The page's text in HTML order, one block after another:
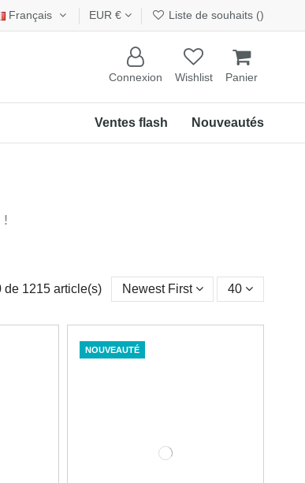
Français EUR € Liste de souhaits ()
Connexion Wishlist Panier
Nouveautés
Ventes flash
!
de 1215 article(s) Newest First 40
NOUVEAUTÉ